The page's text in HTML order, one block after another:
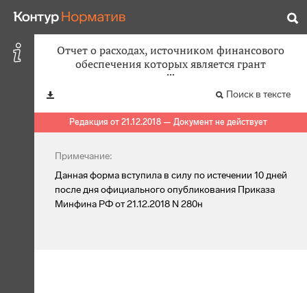
Отчет о расходах, источником финансового
обеспечения которых является грант
Поиск в тексте
Редакция от 21.12.2018 — Документ не действует
Примечание:
Данная форма вступила в силу по истечении 10 дней
после дня официального опубликования Приказа
Минфина РФ от 21.12.2018 N 280н